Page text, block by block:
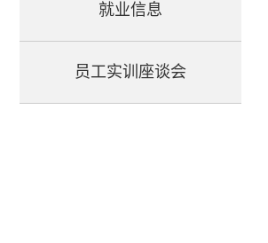
就业信息
员工实训座谈会